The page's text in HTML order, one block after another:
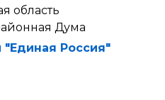
область
Дума
"Единая Россия"